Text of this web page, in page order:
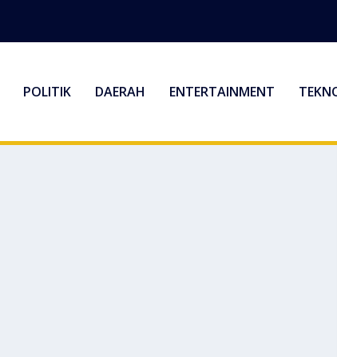
POLITIK DAERAH ENTERTAINMENT